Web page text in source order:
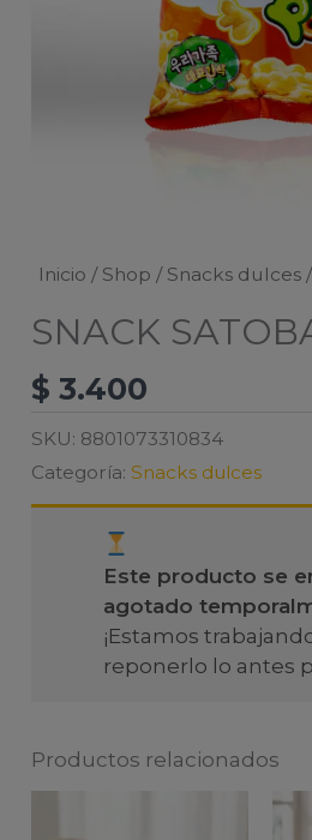
Inicio / Shop / Snacks dulces
SNACK
$ 3.400
SKU: 8801073310834
Categoría:Snacks dulces
Este producto se
agotado
¡Estamos
reponerlo lo antes
Productos relacionados